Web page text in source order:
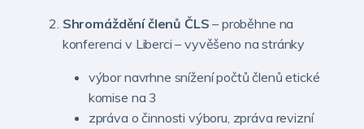
Shromáždění členů ČLS – proběhne na
konferenci v Liberci – vyvěšeno na stránky
výbor navrhne snížení počtů členů etické
komise na 3
zpráva o činnosti výboru, zpráva revizní